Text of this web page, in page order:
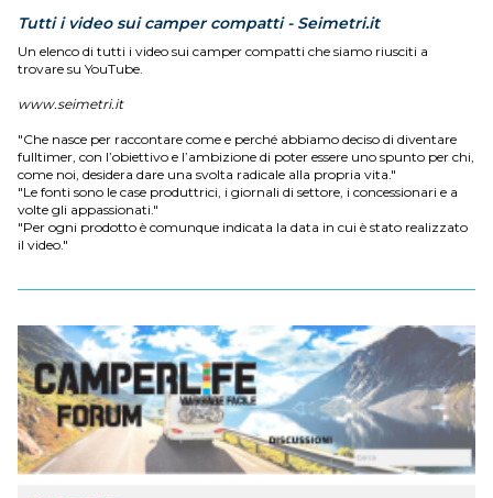
Tutti i video sui camper compatti - Seimetri.it
Un elenco di tutti i video sui camper compatti che siamo riusciti a
trovare su YouTube.
www.seimetri.it
"Che nasce per raccontare come e perché abbiamo deciso di diventare
fulltimer, con l’obiettivo e l’ambizione di poter essere uno spunto per chi,
come noi, desidera dare una svolta radicale alla propria vita."
"Le fonti sono le case produttrici, i giornali di settore, i concessionari e a
volte gli appassionati."
"Per ogni prodotto è comunque indicata la data in cui è stato realizzato
il video."